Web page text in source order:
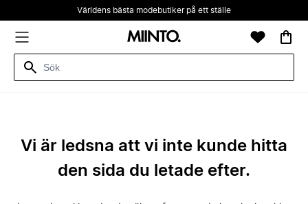
Världens bästa modebutiker på ett ställe
Vi är ledsna att vi inte kunde hitta
den sida du letade efter.